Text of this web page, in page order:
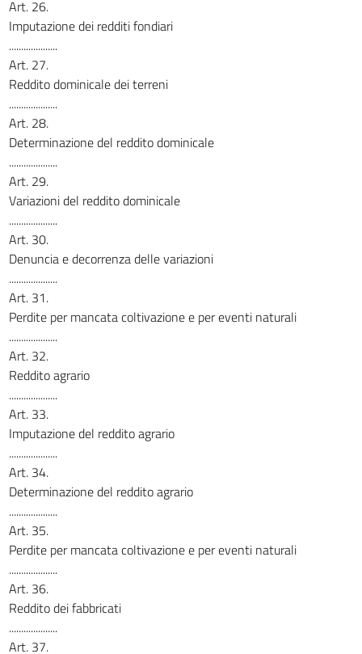
Art. 26.
Imputazione dei redditi fondiari
....................
Art. 27.
Reddito dominicale dei terreni
....................
Art. 28.
Determinazione del reddito dominicale
....................
Art. 29.
Variazioni del reddito dominicale
....................
Art. 30.
Denuncia e decorrenza delle variazioni
....................
Art. 31.
Perdite per mancata coltivazione e per eventi naturali
....................
Art. 32.
Reddito agrario
....................
Art. 33.
Imputazione del reddito agrario
....................
Art. 34.
Determinazione del reddito agrario
....................
Art. 35.
Perdite per mancata coltivazione e per eventi naturali
....................
Art. 36.
Reddito dei fabbricati
....................
Art. 37.